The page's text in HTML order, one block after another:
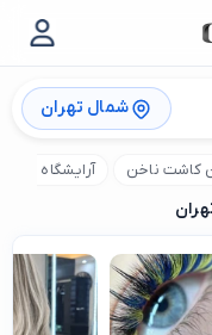
شمال تهران
کاشت ناخن آرایشگاه کودک